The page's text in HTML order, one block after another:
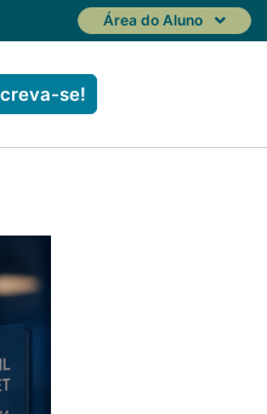
Área do Aluno
se!